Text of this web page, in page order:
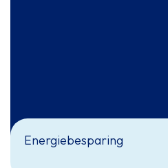
Energiebesparing